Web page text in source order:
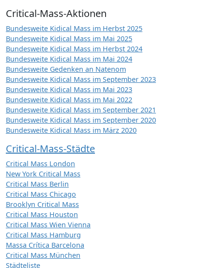
Critical-Mass-Aktionen
Bundesweite Kidical Mass im Herbst 2025
Bundesweite Kidical Mass im Mai 2025
Bundesweite Kidical Mass im Herbst 2024
Bundesweite Kidical Mass im Mai 2024
Bundesweite Gedenken an Natenom
Bundesweite Kidical Mass im September 2023
Bundesweite Kidical Mass im Mai 2023
Bundesweite Kidical Mass im Mai 2022
Bundesweite Kidical Mass im September 2021
Bundesweite Kidical Mass im September 2020
Bundesweite Kidical Mass im März 2020
Critical-Mass-Städte
Critical Mass London
New York Critical Mass
Critical Mass Berlin
Critical Mass Chicago
Brooklyn Critical Mass
Critical Mass Houston
Critical Mass Wien Vienna
Critical Mass Hamburg
Massa Crítica Barcelona
Critical Mass München
Städteliste